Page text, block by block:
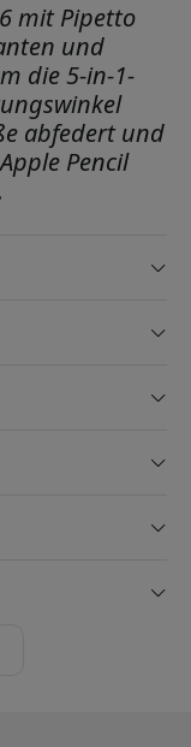
mit Pipetto
und
die 5-in-1-
abfedert und
Pencil